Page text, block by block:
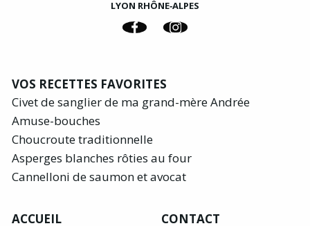
LYON RHÔNE‑ALPES
VOS RECETTES FAVORITES
Civet de sanglier de ma grand-mère Andrée
Amuse-bouches
Choucroute traditionnelle
Asperges blanches rôties au four
Cannelloni de saumon et avocat
ACCUEIL CONTACT